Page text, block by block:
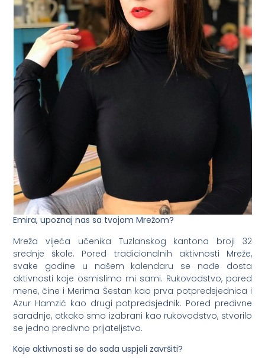
Emira, upoznaj nas sa tvojom Mrežom?
Mreža vijeća učenika Tuzlanskog kantona broji 32
srednje škole. Pored tradicionalnih aktivnosti Mreže,
svake godine u našem kalendaru se nađe dosta
aktivnosti koje osmislimo mi sami. Rukovodstvo, pored
mene, čine i Merima Šestan kao prva potpredsjednica i
Azur Hamzić kao drugi potpredsjednik. Pored predivne
saradnje, otkako smo izabrani kao rukovodstvo, stvorilo
se jedno predivno prijateljstvo.
Koje aktivnosti se do sada uspjeli završiti?